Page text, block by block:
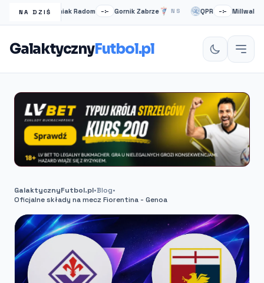
NA DZIŚ
Radomiak Radom –:– Gornik Zabrze NS QPR –:– Millwall NS
GalaktycznyFutbol.pl
GalaktycznyFutbol.pl•Blog•
Oficjalne składy na mecz Fiorentina - Genoa